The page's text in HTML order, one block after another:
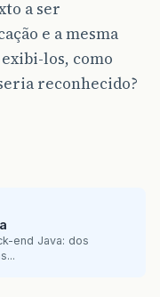
a ser
e a mesma
los, como
reconhecido?
end Java: dos